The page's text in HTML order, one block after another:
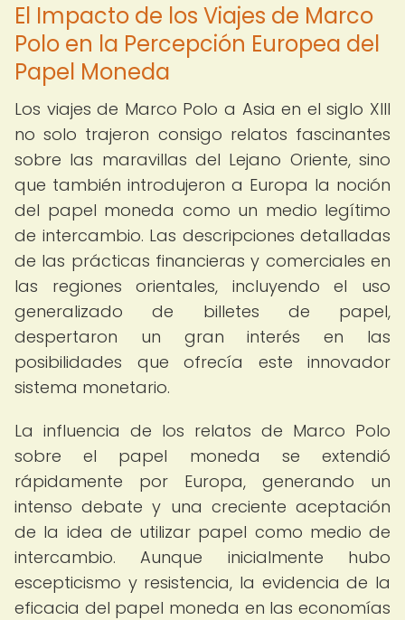
El Impacto de los Viajes de Marco
Polo en la Percepción Europea del
Papel Moneda
Los viajes de Marco Polo a Asia en el siglo XIII
no solo trajeron consigo relatos fascinantes
sobre las maravillas del Lejano Oriente, sino
que también introdujeron a Europa la noción
del papel moneda como un medio legítimo
de intercambio. Las descripciones detalladas
de las prácticas financieras y comerciales en
las regiones orientales, incluyendo el uso
generalizado de billetes de papel,
despertaron un gran interés en las
posibilidades que ofrecía este innovador
sistema monetario.
La influencia de los relatos de Marco Polo
sobre el papel moneda se extendió
rápidamente por Europa, generando un
intenso debate y una creciente aceptación
de la idea de utilizar papel como medio de
intercambio. Aunque inicialmente hubo
escepticismo y resistencia, la evidencia de la
eficacia del papel moneda en las economías